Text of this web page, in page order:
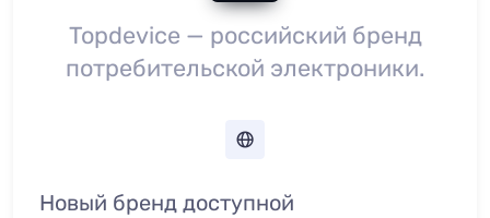
Topdevice — российский бренд
потребительской электроники.
Новый бренд доступной